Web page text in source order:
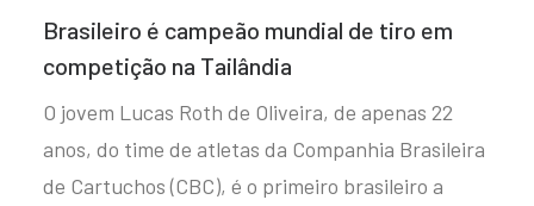
Brasileiro é campeão mundial de tiro em
competição na Tailândia
O jovem Lucas Roth de Oliveira, de apenas 22
anos, do time de atletas da Companhia Brasileira
de Cartuchos (CBC), é o primeiro brasileiro a